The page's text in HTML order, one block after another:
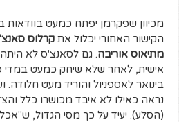
הקישור האחורי יכלול אתקרלוס
מתיאוס אוריבה. גם לסאנצ'ס לא
אישית, לאחר שלא שיחק כמעט במדי
בינואר לאספניול והוריד מעט חלודה.
נראה כאילו לא איבד מכושרו כלל
(הסלע). יעיד על כך מסי הגדול,